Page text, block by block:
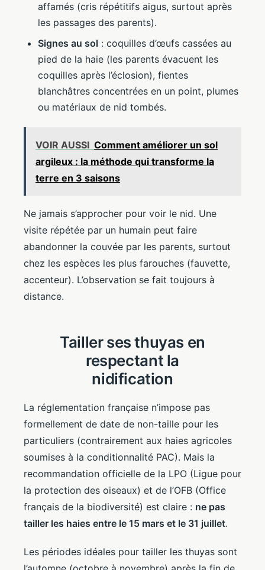
affamés (cris répétitifs aigus, surtout après
les passages des parents).
Signes au sol : coquilles d’œufs cassées au
pied de la haie (les parents évacuent les
coquilles après l’éclosion), fientes
blanchâtres concentrées en un point, plumes
ou matériaux de nid tombés.
VOIR AUSSI Comment améliorer un sol
argileux : la méthode qui transforme la
terre en 3 saisons
Ne jamais s’approcher pour voir le nid. Une
visite répétée par un humain peut faire
abandonner la couvée par les parents, surtout
chez les espèces les plus farouches (fauvette,
accenteur). L’observation se fait toujours à
distance.
Tailler ses thuyas en
respectant la
nidification
La réglementation française n’impose pas
formellement de date de non-taille pour les
particuliers (contrairement aux haies agricoles
soumises à la conditionnalité PAC). Mais la
recommandation officielle de la LPO (Ligue pour
la protection des oiseaux) et de l’OFB (Office
français de la biodiversité) est claire : ne pas
tailler les haies entre le 15 mars et le 31 juillet.
Les périodes idéales pour tailler les thuyas sont